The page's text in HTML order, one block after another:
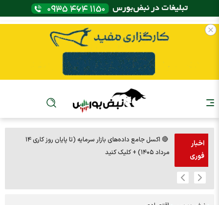
اخبار
فوری
🔴 اکسل جامع داده‌های بازار سرمایه (تا پایان روز کاری ۱۴
مرداد ۱۴۰۵) + کلیک کنید